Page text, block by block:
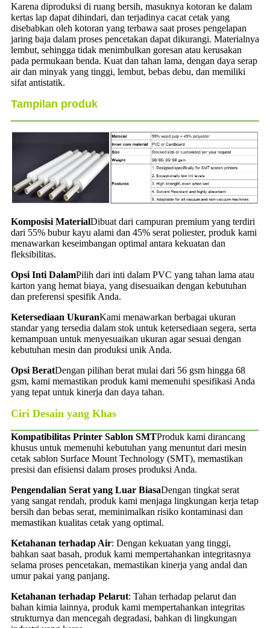
Karena diproduksi di ruang bersih, masuknya kotoran ke dalam
kertas lap dapat dihindari, dan terjadinya cacat cetak yang
disebabkan oleh kotoran yang terbawa saat proses pengelapan
jaring baja dalam proses pencetakan dapat dikurangi. Materialnya
lembut, sehingga tidak menimbulkan goresan atau kerusakan
pada permukaan benda. Kuat dan tahan lama, dengan daya serap
air dan minyak yang tinggi, lembut, bebas debu, dan memiliki
sifat antistatik.
Tampilan produk
Komposisi MaterialDibuat dari campuran premium yang terdiri
dari 55% bubur kayu alami dan 45% serat poliester, produk kami
menawarkan keseimbangan optimal antara kekuatan dan
fleksibilitas.
Opsi Inti DalamPilih dari inti dalam PVC yang tahan lama atau
karton yang hemat biaya, yang disesuaikan dengan kebutuhan
dan preferensi spesifik Anda.
Ketersediaan UkuranKami menawarkan berbagai ukuran
standar yang tersedia dalam stok untuk ketersediaan segera, serta
kemampuan untuk menyesuaikan ukuran agar sesuai dengan
kebutuhan mesin dan produksi unik Anda.
Opsi BeratDengan pilihan berat mulai dari 56 gsm hingga 68
gsm, kami memastikan produk kami memenuhi spesifikasi Anda
yang tepat untuk kinerja dan daya tahan.
Ciri Desain yang Khas
Kompatibilitas Printer Sablon SMTProduk kami dirancang
khusus untuk memenuhi kebutuhan yang menuntut dari mesin
cetak sablon Surface Mount Technology (SMT), memastikan
presisi dan efisiensi dalam proses produksi Anda.
Pengendalian Serat yang Luar BiasaDengan tingkat serat
yang sangat rendah, produk kami menjaga lingkungan kerja tetap
bersih dan bebas serat, meminimalkan risiko kontaminasi dan
memastikan kualitas cetak yang optimal.
Ketahanan terhadap Air: Dengan kekuatan yang tinggi,
bahkan saat basah, produk kami mempertahankan integritasnya
selama proses pencetakan, memastikan kinerja yang andal dan
umur pakai yang panjang.
Ketahanan terhadap Pelarut: Tahan terhadap pelarut dan
bahan kimia lainnya, produk kami mempertahankan integritas
strukturnya dan mencegah degradasi, bahkan di lingkungan